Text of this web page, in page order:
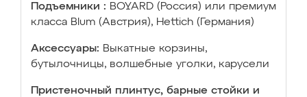
Подъемники : BOYARD (Россия) или премиум
класса Blum (Австрия), Hettich (Германия)
Аксессуары: Выкатные корзины,
бутылочницы, волшебные уголки, карусели
Пристеночный плинтус, барные стойки и